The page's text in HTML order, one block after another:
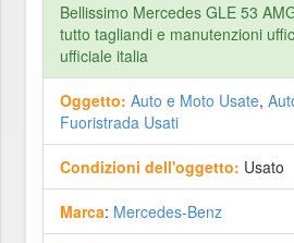
Bellissimo Mercedes GLE 53
tutto tagliandi e manutenzioni
ufficiale italia
Oggetto: Auto e Moto Usate,
Fuoristrada Usati
Condizioni dell'oggetto: Usato
Marca: Mercedes-Benz